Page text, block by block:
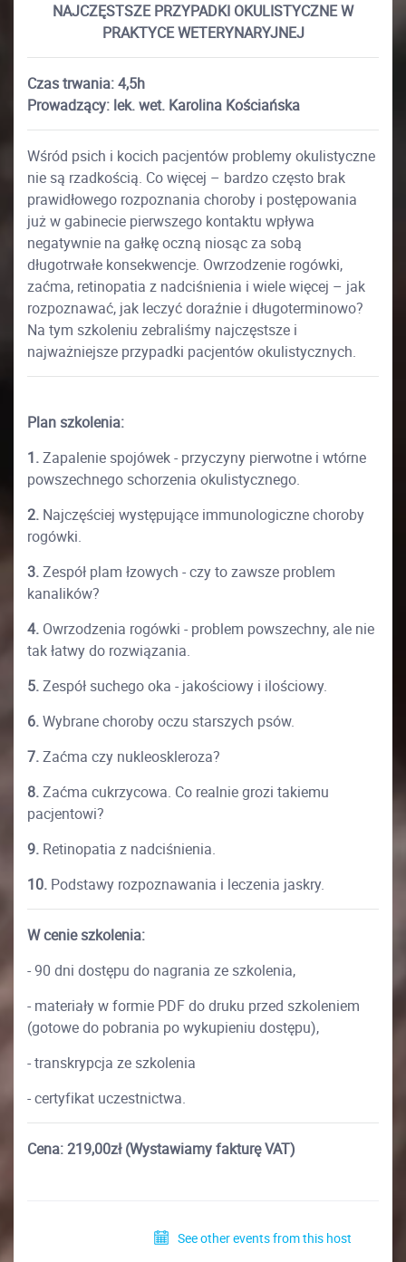
NAJCZĘSTSZE PRZYPADKI OKULISTYCZNE W
PRAKTYCE WETERYNARYJNEJ
Czas trwania: 4,5h
Prowadzący: lek. wet. Karolina Kościańska
Wśród psich i kocich pacjentów problemy okulistyczne
nie są rzadkością. Co więcej – bardzo często brak
prawidłowego rozpoznania choroby i postępowania
już w gabinecie pierwszego kontaktu wpływa
negatywnie na gałkę oczną niosąc za sobą
długotrwałe konsekwencje. Owrzodzenie rogówki,
zaćma, retinopatia z nadciśnienia i wiele więcej – jak
rozpoznawać, jak leczyć doraźnie i długoterminowo?
Na tym szkoleniu zebraliśmy najczęstsze i
najważniejsze przypadki pacjentów okulistycznych.
Plan szkolenia:
1.Zapalenie spojówek - przyczyny pierwotne i wtórne
powszechnego schorzenia okulistycznego.
2. Najczęściej występujące immunologiczne choroby
rogówki.
3.Zespół plam łzowych - czy to zawsze problem
kanalików?
4. Owrzodzenia rogówki - problem powszechny, ale nie
tak łatwy do rozwiązania.
5.Zespół suchego oka - jakościowy i ilościowy.
6.Wybrane choroby oczu starszych psów.
7.Zaćma czy nukleoskleroza?
8.Zaćma cukrzycowa. Co realnie grozi takiemu
pacjentowi?
9. Retinopatia z nadciśnienia.
10. Podstawy rozpoznawania i leczenia jaskry.
W cenie szkolenia:
- 90 dni dostępu do nagrania ze szkolenia,
- materiały w formie PDF do druku przed szkoleniem
(gotowe do pobrania po wykupieniu dostępu),
- transkrypcja ze szkolenia
- certyfikat uczestnictwa.
Cena: 219,00zł (Wystawiamy fakturę VAT)
See other events from this host